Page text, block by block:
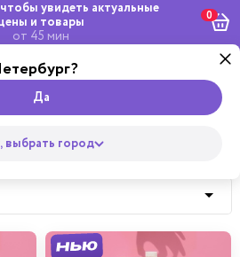
увидеть актуальные
и товары
от 45 мин
Да
выбрать город
0